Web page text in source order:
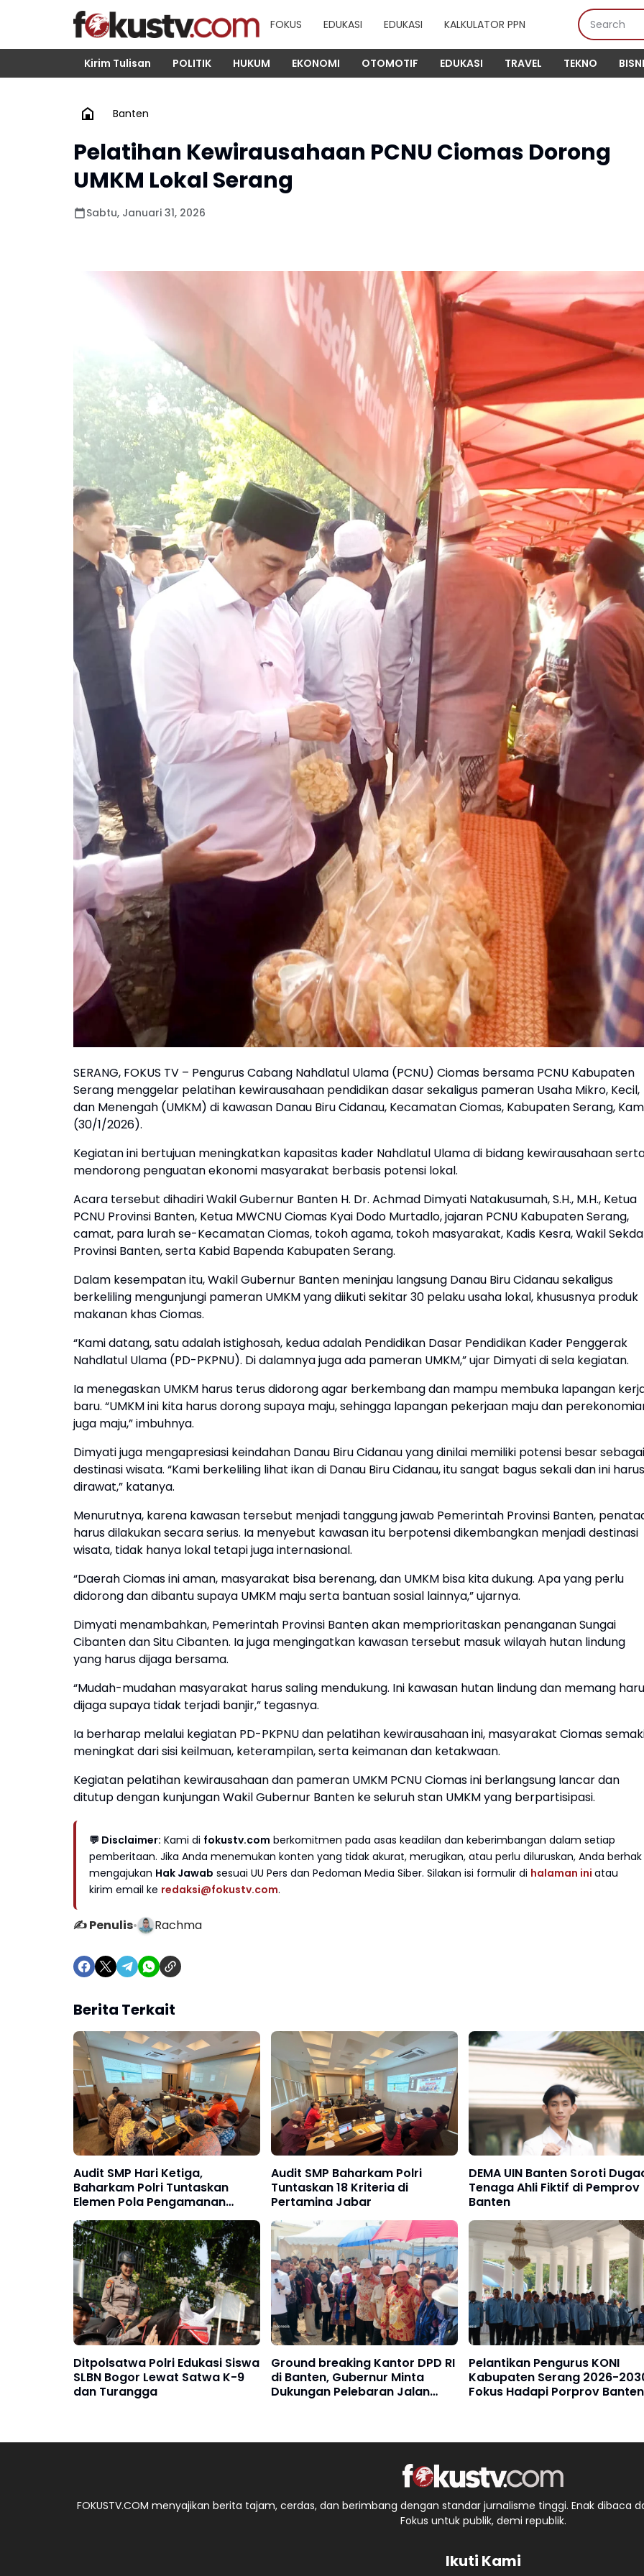
FOKUS EDUKASI EDUKASI KALKULATOR PPN
Kirim Tulisan POLITIK HUKUM EKONOMI OTOMOTIF EDUKASI TRAVEL TEKNO
Banten
Pelatihan Kewirausahaan PCNU Ciomas Dorong
UMKM Lokal Serang
Sabtu, Januari 31, 2026
SERANG, FOKUS TV – Pengurus Cabang Nahdlatul Ulama (PCNU) Ciomas bersama PCNU Kabupaten
Serang menggelar pelatihan kewirausahaan pendidikan dasar sekaligus pameran Usaha Mikro, Kecil,
dan Menengah (UMKM) di kawasan Danau Biru Cidanau, Kecamatan Ciomas, Kabupaten Serang,
(30/1/2026).
Kegiatan ini bertujuan meningkatkan kapasitas kader Nahdlatul Ulama di bidang kewirausahaan
mendorong penguatan ekonomi masyarakat berbasis potensi lokal.
Acara tersebut dihadiri Wakil Gubernur Banten H. Dr. Achmad Dimyati Natakusumah, S.H., M.H., Ketua
PCNU Provinsi Banten, Ketua MWCNU Ciomas Kyai Dodo Murtadlo, jajaran PCNU Kabupaten Serang,
camat, para lurah se-Kecamatan Ciomas, tokoh agama, tokoh masyarakat, Kadis Kesra, Wakil Sekda
Provinsi Banten, serta Kabid Bapenda Kabupaten Serang.
Dalam kesempatan itu, Wakil Gubernur Banten meninjau langsung Danau Biru Cidanau sekaligus
berkeliling mengunjungi pameran UMKM yang diikuti sekitar 30 pelaku usaha lokal, khususnya produk
makanan khas Ciomas.
“Kami datang, satu adalah istighosah, kedua adalah Pendidikan Dasar Pendidikan Kader Penggerak
Nahdlatul Ulama (PD-PKPNU). Di dalamnya juga ada pameran UMKM,” ujar Dimyati di sela kegiatan.
Ia menegaskan UMKM harus terus didorong agar berkembang dan mampu membuka lapangan
baru. “UMKM ini kita harus dorong supaya maju, sehingga lapangan pekerjaan maju dan
juga maju,” imbuhnya.
Dimyati juga mengapresiasi keindahan Danau Biru Cidanau yang dinilai memiliki potensi besar sebagai
destinasi wisata. “Kami berkeliling lihat ikan di Danau Biru Cidanau, itu sangat bagus sekali dan ini harus
dirawat,” katanya.
Menurutnya, karena kawasan tersebut menjadi tanggung jawab Pemerintah Provinsi Banten,
harus dilakukan secara serius. Ia menyebut kawasan itu berpotensi dikembangkan menjadi destinasi
wisata, tidak hanya lokal tetapi juga internasional.
“Daerah Ciomas ini aman, masyarakat bisa berenang, dan UMKM bisa kita dukung. Apa yang perlu
didorong dan dibantu supaya UMKM maju serta bantuan sosial lainnya,” ujarnya.
Dimyati menambahkan, Pemerintah Provinsi Banten akan memprioritaskan penanganan Sungai
Cibanten dan Situ Cibanten. Ia juga mengingatkan kawasan tersebut masuk wilayah hutan lindung
yang harus dijaga bersama.
“Mudah-mudahan masyarakat harus saling mendukung. Ini kawasan hutan lindung dan memang
dijaga supaya tidak terjadi banjir,” tegasnya.
Ia berharap melalui kegiatan PD-PKPNU dan pelatihan kewirausahaan ini, masyarakat Ciomas
meningkat dari sisi keilmuan, keterampilan, serta keimanan dan ketakwaan.
Kegiatan pelatihan kewirausahaan dan pameran UMKM PCNU Ciomas ini berlangsung lancar dan
ditutup dengan kunjungan Wakil Gubernur Banten ke seluruh stan UMKM yang berpartisipasi.
💬 Disclaimer: Kami di fokustv.com berkomitmen pada asas keadilan dan keberimbangan dalam setiap
pemberitaan. Jika Anda menemukan konten yang tidak akurat, merugikan, atau perlu diluruskan, Anda berhak
mengajukan Hak Jawab sesuai UU Pers dan Pedoman Media Siber. Silakan isi formulir di halaman ini atau
kirim email ke redaksi@fokustv.com.
✍️ Penulis• Rachma
Berita Terkait
Audit SMP Hari Ketiga,
Baharkam Polri Tuntaskan
Elemen Pola Pengamanan
Pertamina Jabar
Audit SMP Baharkam Polri
Tuntaskan 18 Kriteria di
Pertamina Jabar
DEMA UIN Banten Soroti
Tenaga Ahli Fiktif di Pemprov
Banten
Ditpolsatwa Polri Edukasi Siswa
SLBN Bogor Lewat Satwa K-9
dan Turangga
Ground breaking Kantor DPD RI
di Banten, Gubernur Minta
Dukungan Pelebaran Jalan
Pelantikan Pengurus KONI
Kabupaten Serang 2026-
Fokus Hadapi Porprov Banten
FOKUSTV.COM menyajikan berita tajam, cerdas, dan berimbang dengan standar jurnalisme tinggi. Enak dibaca
Fokus untuk publik, demi republik.
Ikuti Kami